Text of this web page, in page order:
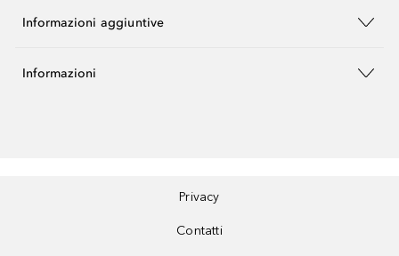
Informazioni aggiuntive
Informazioni
Privacy
Contatti